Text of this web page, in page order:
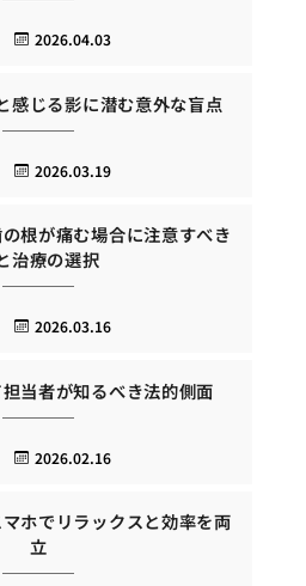
2026.04.03
感じる影に潜む意外な盲点
2026.03.19
根が痛む場合に注意すべき
治療の選択
2026.03.16
当者が知るべき法的側面
2026.02.16
ホでリラックスと効率を両
立